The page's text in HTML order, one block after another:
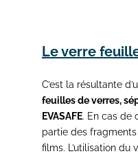
Le verre
C’est la résultante
feuilles de verres,
EVASAFE. En cas de
partie des
films. L’utilisation